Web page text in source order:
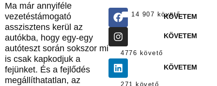
Ma már annyiféle
vezetéstámogató
asszisztens kerül az
autókba, hogy egy-egy
autóteszt során sokszor mi
is csak kapkodjuk a
fejünket. És a fejlődés
megállíthatatlan, az
14 907 követőKÖVETEM
4776 követő
KÖVETEM
271 követő
KÖVETEM